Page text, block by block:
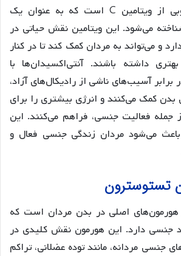
فلفل قرمز منبع خوبی از ویتامین C است که به عنوان یک
می‌شود. این ویتامین نقش حیاتی در
و می‌تواند به مردان کمک کند تا در کنار
داشته باشند. آنتی‌اکسیدان‌ها با
آسیب‌های ناشی از رادیکال‌های آزاد،
کمک می‌کنند و انرژی بیشتری را برای
جمله فعالیت جنسی، فراهم می‌کنند. این
می‌شود مردان زندگی جنسی فعال و
تستوسترون
اصلی در بدن مردان است که
جنسی دارد. این هورمون نقش کلیدی در
جنسی مردانه، مانند توده عضلانی، تراکم